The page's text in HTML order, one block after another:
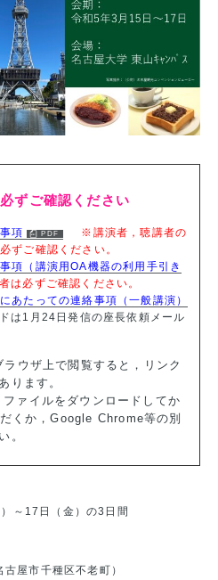
ずご確認ください
項
※講演者，聴講者の
ずご確認ください。
項（講演用OA機器の利用手引き
は必ずご確認ください。
あたっての連絡事項（一般講演）
は1月24日発信の座長依頼メール
ウザ上で閲覧すると，リンク
ります。
ァイルをダウンロードしてか
くか，Google Chrome等の別
。
～17日（金）の3日間
屋市千種区不老町）